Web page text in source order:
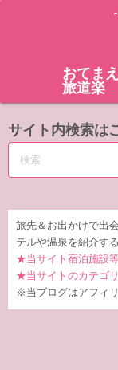
ス
ッ
おてま
旅道楽
サイト内検索は
旅先＆お出かけで出
テルや温泉を紹介す
★当サイト宿泊施設
★当サイトのカテゴ
※当ブログはアフィ